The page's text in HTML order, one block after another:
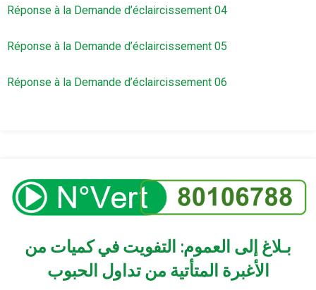
Réponse à la Demande d’éclaircissement 04
Réponse à la Demande d’éclaircissement 05
Réponse à la Demande d’éclaircissement 06
بـلاغ إلى العموم: التفويت في كميات من
الأغبرة المتأتية من تداول الحبوب